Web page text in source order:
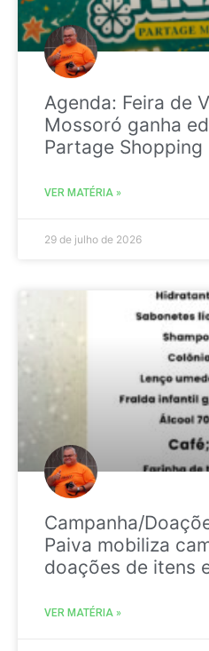
Agenda: Feira de
Mossoró ganha
Partage Shopping
VER MATÉRIA »
29 de julho de 2026
Campanha/
Paiva mobiliza
doações de itens
VER MATÉRIA »